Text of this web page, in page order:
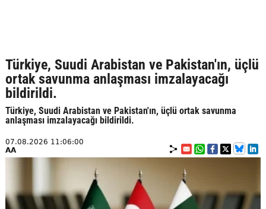
Türkiye, Suudi Arabistan ve Pakistan'ın, üçlü
ortak savunma anlaşması imzalayacağı
bildirildi.
Türkiye, Suudi Arabistan ve Pakistan'ın, üçlü ortak savunma
anlaşması imzalayacağı bildirildi.
07.08.2026 11:06:00
AA